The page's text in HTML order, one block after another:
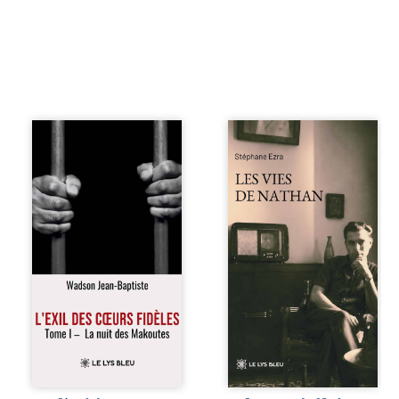
« Une nuit suffit
parfois pour briser
une famille… mais
certaines fidélités
traversent les
années. » Haïti,
sous la dictature
des Duvalier. La
peur s’étend
jusque dans les
villages les plus
reculés. À Bainet,
Jean-Joël Joli
mène une
avec sa famille.
Les vies de
Nathan est un
né en trois jours,
au printemps
2026. Pour la
première fois,
Stéphane Ezra,
médium, a pu
communiquer
avec son père,
disparu depuis
plus de vingt ans
et qu’il n’a jamais
connu. De ce
dialogue par-delà
la mort naissent